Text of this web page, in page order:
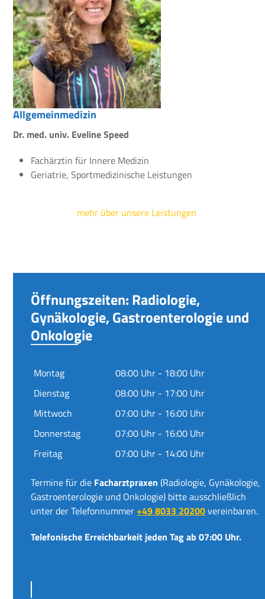
Allgemeinmedizin
Dr. med. univ. Eveline Speed
Fachärztin für Innere Medizin
Geriatrie, Sportmedizinische Leistungen
mehr über unsere Leistungen
Öffnungszeiten: Radiologie,
Gynäkologie, Gastroenterologie und
Onkologie
Montag
08:00 Uhr - 18:00 Uhr
Dienstag
08:00 Uhr - 17:00 Uhr
Mittwoch
07:00 Uhr - 16:00 Uhr
Donnerstag
07:00 Uhr - 16:00 Uhr
Freitag
07:00 Uhr - 14:00 Uhr
Termine für die Facharztpraxen (Radiologie, Gynäkologie,
Gastroenterologie und Onkologie) bitte ausschließlich
unter der Telefonnummer+49 8033 20200vereinbaren.
Telefonische Erreichbarkeit jeden Tag ab 07:00 Uhr.